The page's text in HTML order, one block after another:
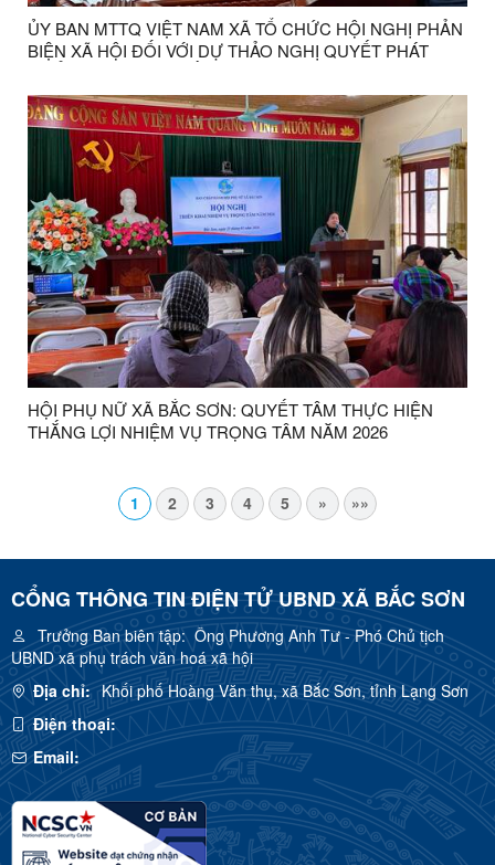
ỦY BAN MTTQ VIỆT NAM XÃ TỔ CHỨC HỘI NGHỊ PHẢN
BIỆN XÃ HỘI ĐỐI VỚI DỰ THẢO NGHỊ QUYẾT PHÁT
HỘI PHỤ NỮ XÃ BẮC SƠN: QUYẾT TÂM THỰC HIỆN
THẮNG LỢI NHIỆM VỤ TRỌNG TÂM NĂM 2026
1 2 3 4 5 » »»
CỔNG THÔNG TIN ĐIỆN TỬ UBND XÃ BẮC SƠN
Trưởng Ban biên tập:Ông Phương Anh Tư - Phó Chủ tịch
UBND xã phụ trách văn hoá xã hội
Địa chỉ: Khối phố Hoàng Văn thụ, xã Bắc Sơn, tỉnh Lạng Sơn
Điện thoại:
Email: